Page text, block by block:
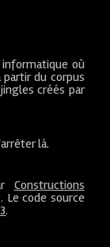
où
du corpus
créés par
là.
Constructions
. Le code source
.